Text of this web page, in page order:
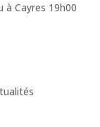
à Cayres 19h00